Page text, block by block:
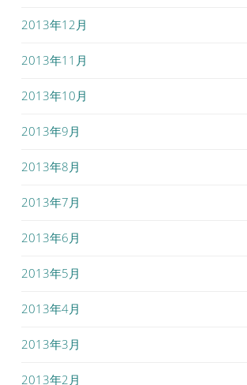
2013年12月
2013年11月
2013年10月
2013年9月
2013年8月
2013年7月
2013年6月
2013年5月
2013年4月
2013年3月
2013年2月